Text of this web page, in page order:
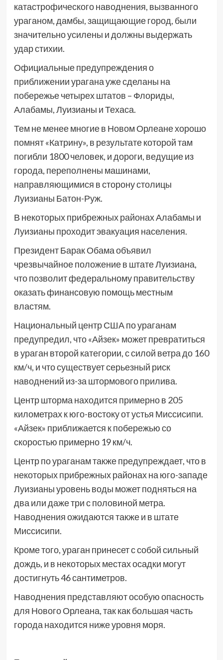
катастрофического наводнения, вызванного
ураганом, дамбы, защищающие город, были
значительно усилены и должны выдержать
удар стихии.
Официальные предупреждения о
приближении урагана уже сделаны на
побережье четырех штатов – Флориды,
Алабамы, Луизианы и Техаса.
Тем не менее многие в Новом Орлеане хорошо
помнят «Катрину», в результате которой там
погибли 1800 человек, и дороги, ведущие из
города, переполнены машинами,
направляющимися в сторону столицы
Луизианы Батон-Руж.
В некоторых прибрежных районах Алабамы и
Луизианы проходит эвакуация населения.
Президент Барак Обама объявил
чрезвычайное положение в штате Луизиана,
что позволит федеральному правительству
оказать финансовую помощь местным
властям.
Национальный центр США по ураганам
предупредил, что «Айзек» может превратиться
в ураган второй категории, с силой ветра до 160
км/ч, и что существует серьезный риск
наводнений из-за штормового прилива.
Центр шторма находится примерно в 205
километрах к юго-востоку от устья Миссисипи.
«Айзек» приближается к побережью со
скоростью примерно 19 км/ч.
Центр по ураганам также предупреждает, что в
некоторых прибрежных районах на юго-западе
Луизианы уровень воды может подняться на
два или даже три с половиной метра.
Наводнения ожидаются также и в штате
Миссисипи.
Кроме того, ураган принесет с собой сильный
дождь, и в некоторых местах осадки могут
достигнуть 46 сантиметров.
Наводнения представляют особую опасность
для Нового Орлеана, так как большая часть
города находится ниже уровня моря.